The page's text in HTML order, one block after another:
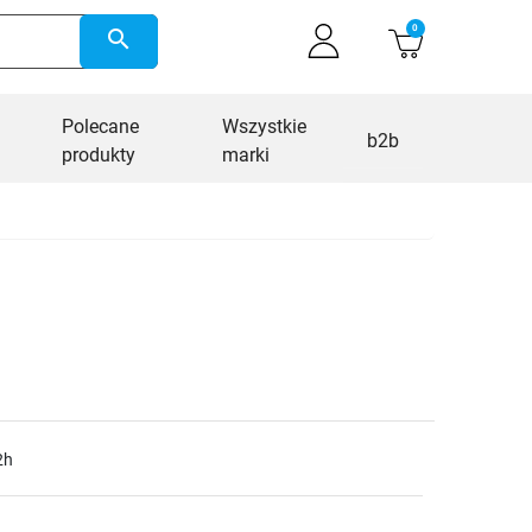
search 0
Polecane
produkty
Wszystkie
marki
b2b